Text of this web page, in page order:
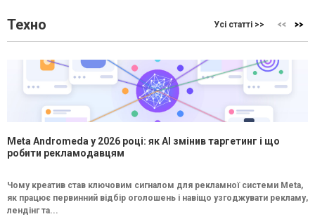
Техно Усі статті >>
Meta Andromeda у 2026 році: як AI змінив таргетинг і що
робити рекламодавцям
Чому креатив став ключовим сигналом для рекламної системи Meta,
як працює первинний відбір оголошень і навіщо узгоджувати рекламу,
лендінг та...